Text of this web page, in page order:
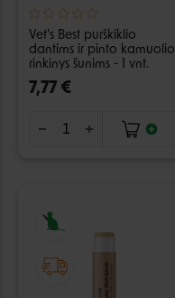
Vet's Best purškiklio
dantims ir pinto kamuolio
rinkinys šunims - 1 vnt.
7,77 €